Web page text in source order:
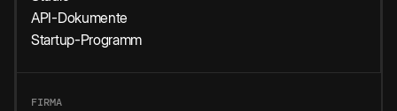
API-Dokumente
Startup-Programm
FIRMA